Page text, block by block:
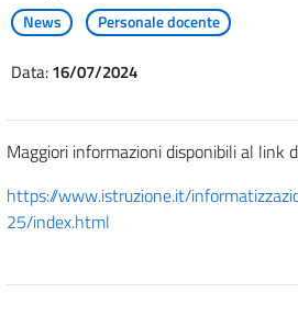
News Personale docente
Data:16/07/2024
Maggiori informazioni disponibili al link
https://www.istruzione.it/
25/index.html